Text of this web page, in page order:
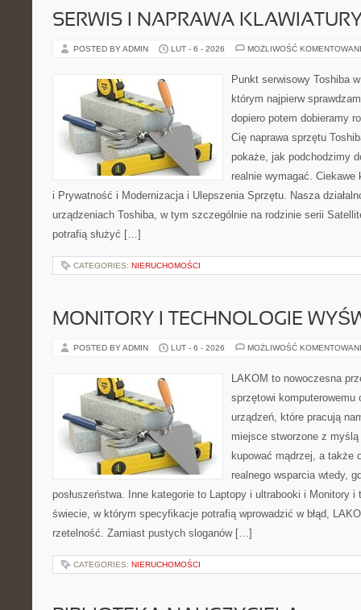
SERWIS I NAPRAWA
POSTED BY ADMIN LUT - 6 - 2026 MOŻLIWOŚĆ
Punkt serwisowy Toshiba
którym najpierw
dopiero potem dobieramy
Cię naprawa sprzętu
pokaże, jak podchodzimy
realnie wymagać.
i Prywatność i Modernizacja i Ulepszenia Sprzętu. Nasza
urządzeniach Toshiba, w tym szczególnie na rodzinie serii
potrafią służyć […]
CATEGORIES: NIERUCHOMOŚCI
MONITORY I TECHNOLOGIE
POSTED BY ADMIN LUT - 6 - 2026 MOŻLIWOŚĆ
LAKOM to nowoczesna
sprzętowi komputerowemu
urządzeń, które pracują
miejsce stworzone z
kupować mądrzej, a także
realnego wsparcia wtedy,
posłuszeństwa. Inne kategorie to Laptopy i ultrabooki i Monitory i
świecie, w którym specyfikacje potrafią wprowadzić w błąd,
rzetelność. Zamiast pustych sloganów […]
CATEGORIES: NIERUCHOMOŚCI